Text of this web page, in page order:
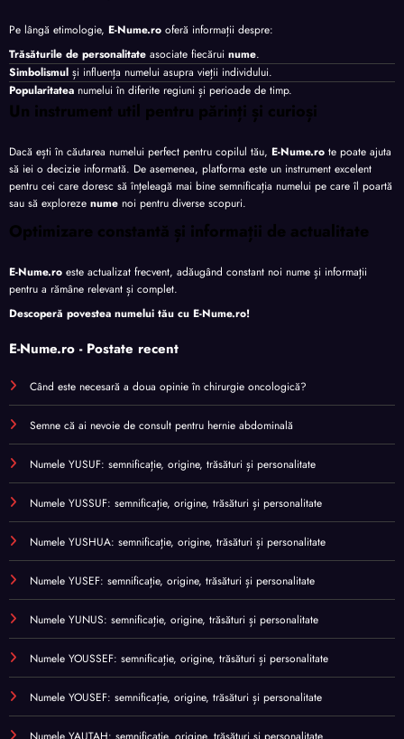
Pe lângă etimologie, E-Nume.ro oferă informații despre:
Trăsăturile de personalitate asociate fiecărui nume.
Simbolismul și influența numelui asupra vieții individului.
Popularitatea numelui în diferite regiuni și perioade de timp.
Un instrument util pentru părinți și curioși
Dacă ești în căutarea numelui perfect pentru copilul tău, E-Nume.ro te poate ajuta
să iei o decizie informată. De asemenea, platforma este un instrument excelent
pentru cei care doresc să înțeleagă mai bine semnificația numelui pe care îl poartă
sau să exploreze nume noi pentru diverse scopuri.
Optimizare constantă și informații de actualitate
E-Nume.ro este actualizat frecvent, adăugând constant noi nume și informații
pentru a rămâne relevant și complet.
Descoperă povestea numelui tău cu E-Nume.ro!
E-Nume.ro - Postate recent
Când este necesară a doua opinie în chirurgie oncologică?
Semne că ai nevoie de consult pentru hernie abdominală
Numele YUSUF: semnificație, origine, trăsături și personalitate
Numele YUSSUF: semnificație, origine, trăsături și personalitate
Numele YUSHUA: semnificație, origine, trăsături și personalitate
Numele YUSEF: semnificație, origine, trăsături și personalitate
Numele YUNUS: semnificație, origine, trăsături și personalitate
Numele YOUSSEF: semnificație, origine, trăsături și personalitate
Numele YOUSEF: semnificație, origine, trăsături și personalitate